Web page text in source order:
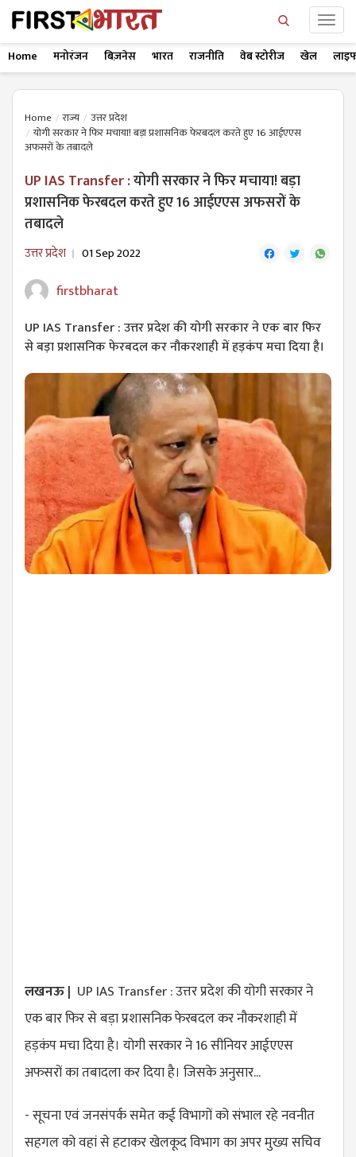
Home मनोरंजन बिज़नेस भारत राजनीति वेब स्टोरीज खेल
Home राज्य
उत्तर प्रदेश
योगी सरकार ने फिर मचाया! बड़ा प्रशासनिक फेरबदल करते हुए 16 आईएएस
अफसरों के तबादले
UP IAS Transfer :योगी सरकार ने फिर मचाया! बड़ा
प्रशासनिक फेरबदल करते हुए 16 आईएएस अफसरों के
तबादले
उत्तर प्रदेश 01 Sep 2022
firstbharat
UP IAS Transfer : उत्तर प्रदेश की योगी सरकार ने एक बार फिर
से बड़ा प्रशासनिक फेरबदल कर नौकरशाही में हड़कंप मचा दिया है।
लखनऊ | UP IAS Transfer : उत्तर प्रदेश की योगी सरकार ने
एक बार फिर से बड़ा प्रशासनिक फेरबदल कर नौकरशाही में
हड़कंप मचा दिया है। योगी सरकार ने 16 सीनियर आईएएस
अफसरों का तबादला कर दिया है। जिसके अनुसार...
- सूचना एवं जनसंपर्क समेत कई विभागों को संभाल रहे नवनीत
सहगल को वहां से हटाकर खेलकूद विभाग का अपर मुख्य सचिव